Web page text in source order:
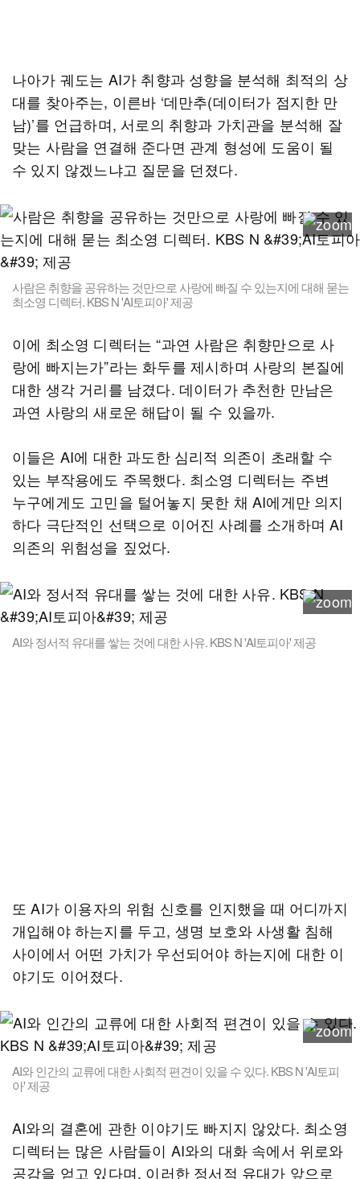
나아가 궤도는 AI가 취향과 성향을 분석해 최적의 상
대를 찾아주는, 이른바 ‘데만추(데이터가 점지한 만
남)’를 언급하며, 서로의 취향과 가치관을 분석해 잘
맞는 사람을 연결해 준다면 관계 형성에 도움이 될
수 있지 않겠느냐고 질문을 던졌다.
사람은 취향을 공유하는 것만으로 사랑에 빠질 수 있는지에 대해 묻는
최소영 디렉터. KBS N 'AI토피아' 제공
이에 최소영 디렉터는 “과연 사람은 취향만으로 사
랑에 빠지는가”라는 화두를 제시하며 사랑의 본질에
대한 생각 거리를 남겼다. 데이터가 추천한 만남은
과연 사랑의 새로운 해답이 될 수 있을까.
이들은 AI에 대한 과도한 심리적 의존이 초래할 수
있는 부작용에도 주목했다. 최소영 디렉터는 주변
누구에게도 고민을 털어놓지 못한 채 AI에게만 의지
하다 극단적인 선택으로 이어진 사례를 소개하며 AI
의존의 위험성을 짚었다.
AI와 정서적 유대를 쌓는 것에 대한 사유. KBS N 'AI토피아' 제공
또 AI가 이용자의 위험 신호를 인지했을 때 어디까지
개입해야 하는지를 두고, 생명 보호와 사생활 침해
사이에서 어떤 가치가 우선되어야 하는지에 대한 이
야기도 이어졌다.
AI와 인간의 교류에 대한 사회적 편견이 있을 수 있다. KBS N 'AI토피
아' 제공
AI와의 결혼에 관한 이야기도 빠지지 않았다. 최소영
디렉터는 많은 사람들이 AI와의 대화 속에서 위로와
공감을 얻고 있다며, 이러한 정서적 유대가 앞으로